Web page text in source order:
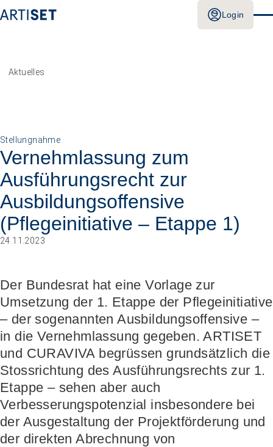
Login
Personal rekrutieren und führen
Arbeit und Betriebskultur gestalten
Betrieb führen und Recht umsetzen
Finanzierung regeln
Angebote bewerben
Angebote entwickeln
Nachhaltigkeit fördern
Einkauf organisieren
Berufliche Inklusion fördern
Mit Angehörigen arbeiten
Lebensende gestalten
Übergänge gestalten
Empowerment stärken
Gesundheitsfragen angehen
Integrität schützen
Bei Demenz begleiten
Psychische Gesundheit fördern
Höhere Fachschule Kindheitspädagogik
Höhere Fachschule Gemeindeanimation
Praxispartner werden
Praxispartner finden
Sozial- und Selbstkompetenz
Führung und Management
Kindheits- und Sozialpädagogik
Gastronomie und Hauswirtschaft
Weiterbildungen in Ihrer Institution
Laufbahnberatung
Föderation
Team
Arbeiten bei ARTISET
Vision, Mission, Werte
Politik und Positionen
Zusammenarbeit
Projekte
Aktuelles
Stellungnahme
Vernehm­lassung zum
Ausführungs­recht zur
Ausbildungs­offensive
(Pflegeinitiative – Etappe 1)
24.11.2023
Der Bundesrat hat eine Vorlage zur
Umsetzung der 1. Etappe der Pflegeinitiative
– der sogenannten Ausbildungsoffensive –
in die Vernehmlassung gegeben. ARTISET
und CURAVIVA begrüssen grundsätzlich die
Stossrichtung des Ausführungsrechts zur 1.
Etappe – sehen aber auch
Verbesserungspotenzial insbesondere bei
der Ausgestaltung der Projektförderung und
der direkten Abrechnung von